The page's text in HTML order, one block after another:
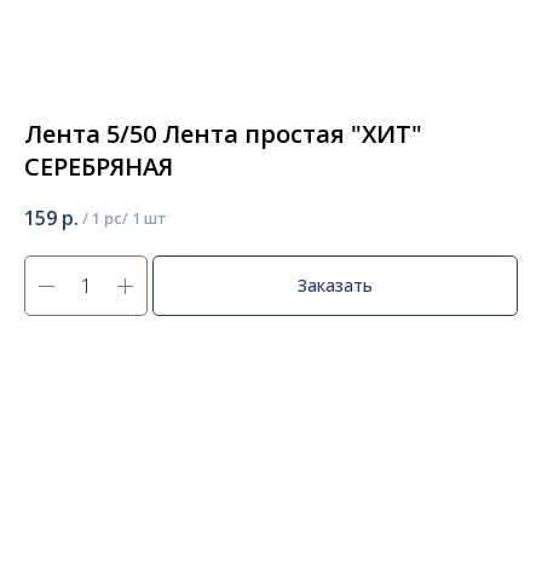
Лента 5/50 Лента простая "ХИТ"
СЕРЕБРЯНАЯ
159 р. / 1 pc
Заказать